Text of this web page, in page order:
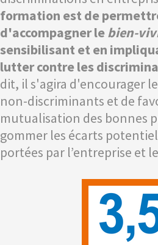
formation est de
d'accompagner lebien-
sensibilisant et en
lutter contre les
dit, il s'agira d'encourager
non-discriminants et de
mutualisation des bonnes
gommer les écarts
portées par l’entreprise et